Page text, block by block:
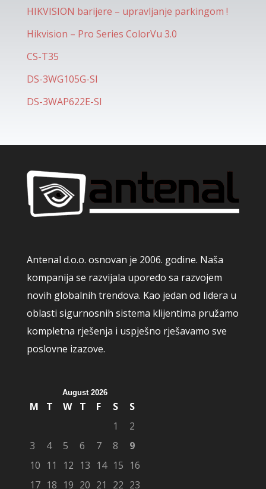
HIKVISION barijere – upravljanje parkingom !
Hikvision – Pro Series ColorVu 3.0
CS-T35
DS-3WG105G-SI
DS-3WAP622E-SI
Antenal d.o.o. osnovan je 2006. godine. Naša
kompanija se razvijala uporedo sa razvojem
novih globalnih trendova. Kao jedan od lidera u
oblasti sigurnosnih sistema klijentima pružamo
kompletna rješenja i uspješno rješavamo sve
poslovne izazove.
August 2026
M T W T F S
S
1
2
3
4 5 6 7 8
9
10 11 12 13 14 15 16
17 18 19 20 21 22 23